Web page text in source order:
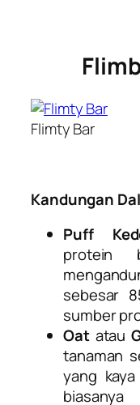
Flimty Bar
Kandungan
Puff
protein
sebesar
sumber
Oatatau
tanaman
yang